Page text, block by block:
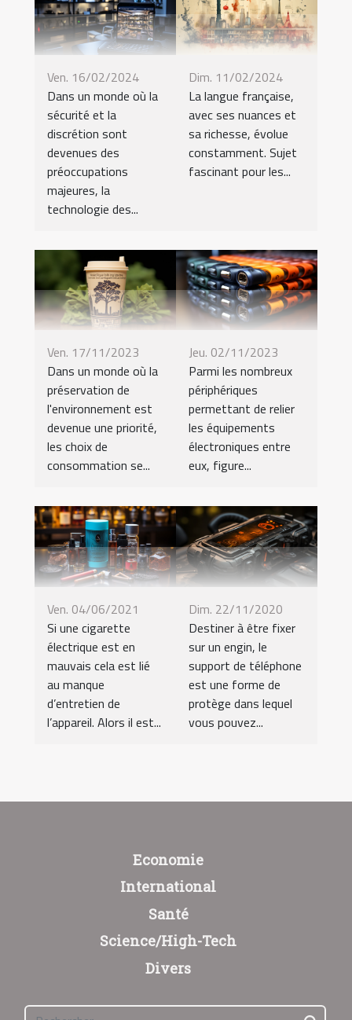
Ven. 16/02/2024
Dans un monde où la
sécurité et la
discrétion sont
devenues des
préoccupations
majeures, la
technologie des...
Dim. 11/02/2024
La langue française,
avec ses nuances et
sa richesse, évolue
constamment. Sujet
fascinant pour les...
Ven. 17/11/2023
Dans un monde où la
préservation de
l'environnement est
devenue une priorité,
les choix de
consommation se...
Jeu. 02/11/2023
Parmi les nombreux
périphériques
permettant de relier
les équipements
électroniques entre
eux, figure...
Ven. 04/06/2021
Si une cigarette
électrique est en
mauvais cela est lié
au manque
d’entretien de
l’appareil. Alors il est...
Dim. 22/11/2020
Destiner à être fixer
sur un engin, le
support de téléphone
est une forme de
protège dans lequel
vous pouvez...
Economie
International
Santé
Science/High-Tech
Divers